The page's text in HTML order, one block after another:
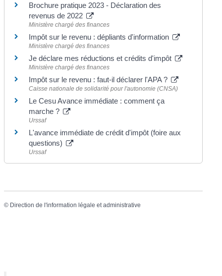
Brochure pratique 2023 - Déclaration des
revenus de 2022
Ministère chargé des finances
Impôt sur le revenu : dépliants d'information
Ministère chargé des finances
Je déclare mes réductions et crédits d'impôt
Ministère chargé des finances
Impôt sur le revenu : faut-il déclarer l'APA ?
Caisse nationale de solidarité pour l'autonomie (CNSA)
Le Cesu Avance immédiate : comment ça
marche ?
Urssaf
L'avance immédiate de crédit d'impôt (foire aux
questions)
Urssaf
© Direction de l'information légale et administrative